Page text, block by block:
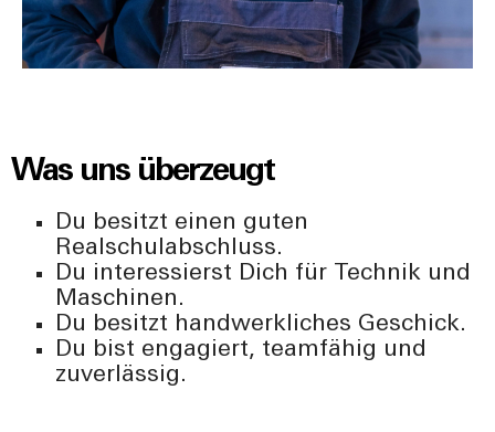
Was uns überzeugt
Du besitzt einen guten
Realschulabschluss.
Du interessierst Dich für Technik und
Maschinen.
Du besitzt handwerkliches Geschick.
Du bist engagiert, teamfähig und
zuverlässig.